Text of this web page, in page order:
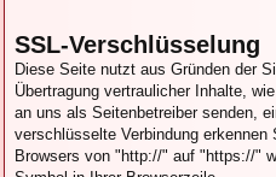
SSL-Verschlüsselung
Diese Seite nutzt aus Gründen der
Übertragung vertraulicher Inhalte,
an uns als Seitenbetreiber senden,
verschlüsselte Verbindung
Browsers von "http://" auf "https://"